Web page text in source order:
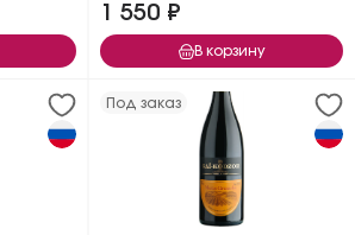
1 550 ₽
В корзину
Под заказ